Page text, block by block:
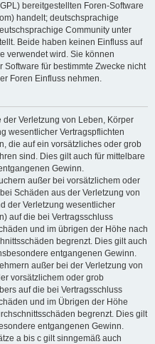
bereitgestellten Foren-Software
handelt; deutschsprachige
Community unter
Beide haben keinen Einfluss auf
verwendet wird. Sie können
für bestimmte Zwecke nicht
Foren Einfluss nehmen.
der Verletzung von Leben, Körper
wesentlicher Vertragspflichten
die auf ein vorsätzliches oder grob
sind. Dies gilt auch für mittelbare
Gewinn.
außer bei vorsätzlichem oder
Schäden aus der Verletzung von
der Verletzung wesentlicher
auf die bei Vertragsschluss
und im übrigen der Höhe nach
begrenzt. Dies gilt auch
entgangenen Gewinn.
außer bei der Verletzung von
vorsätzlichem oder grob
auf die bei Vertragsschluss
und im Übrigen der Höhe
begrenzt. Dies gilt
entgangenen Gewinn.
a bis c gilt sinngemäß auch